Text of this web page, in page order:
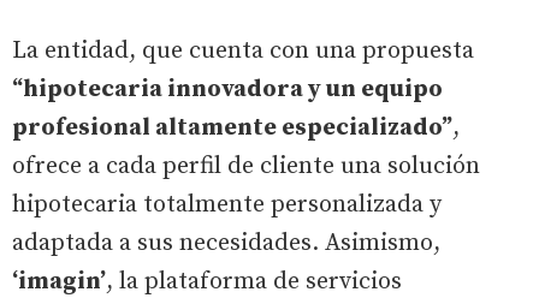
La entidad, que cuenta con una propuesta
“hipotecaria innovadora y un equipo
profesional altamente especializado”,
ofrece a cada perfil de cliente una solución
hipotecaria totalmente personalizada y
adaptada a sus necesidades. Asimismo,
‘imagin’, la plataforma de servicios